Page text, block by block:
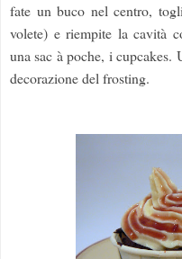
fate un buco nel centro,
volete) e riempite la cavità
una sac à poche, i cupcakes.
decorazione del frosting.